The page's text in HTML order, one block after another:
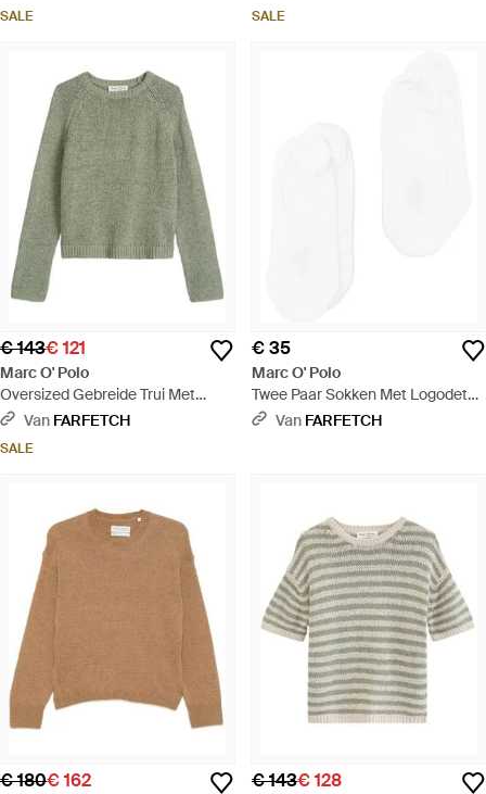
SALE SALE
€ 143€ 121
Marc O' Polo
Oversized Gebreide Trui Met
Lange Mouwen - Groen
Van FARFETCH
SALE
€ 35
Marc O' Polo
Twee Paar Sokken Met Logodetail
- WitVan FARFETCH
€ 180€ 162 € 143€ 128